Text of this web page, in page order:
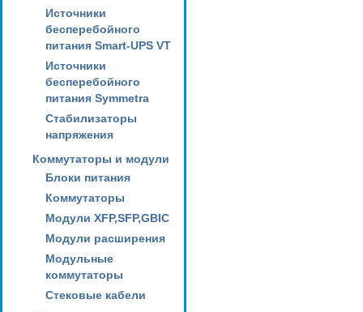
Источники
бесперебойного
питания Smart-UPS VT
Источники
бесперебойного
питания Symmetra
Стабилизаторы
напряжения
Коммутаторы и модули
Блоки питания
Коммутаторы
Модули XFP,SFP,GBIC
Модули расширения
Модульные
коммутаторы
Стековые кабели